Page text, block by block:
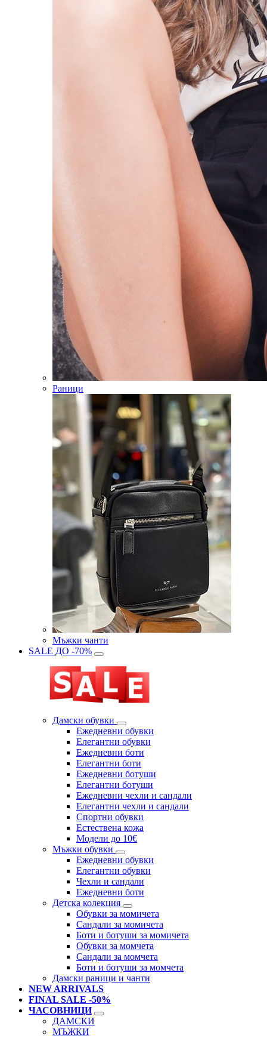
Раници
Мъжки чанти
SALE ДО -70%
Дамски обувки
Eжедневни обувки
Eлегантни обувки
Eжедневни боти
Eлегантни боти
Eжедневни ботуши
Eлегантни ботуши
Ежедневни чехли и сандали
Елегантни чехли и сандали
Спортни обувки
Естествена кожа
Модели до 10€
Мъжки обувки
Ежедневни обувки
Елегантни обувки
Чехли и сандали
Ежедневни боти
Детска колекция
Обувки за момичета
Сандали за момичета
Боти и ботуши за момичета
Обувки за момчета
Сандали за момчета
Боти и ботуши за момчета
Дамски раници и чанти
NEW ARRIVALS
FINAL SALE -50%
ЧАСОВНИЦИ
ДАМСКИ
МЪЖКИ